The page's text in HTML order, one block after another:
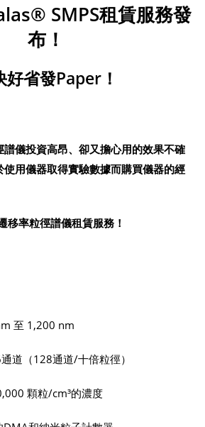
SMPS租賃服務發
布！
好省發Paper！
儀投資高昂、卻又擔心用的效果不確
用儀器取得實驗數據而購買儀器的經
率粒徑譜儀租賃服務！
至 1,200 nm
道（128通道/十倍粒徑）
顆粒/cm³的濃度